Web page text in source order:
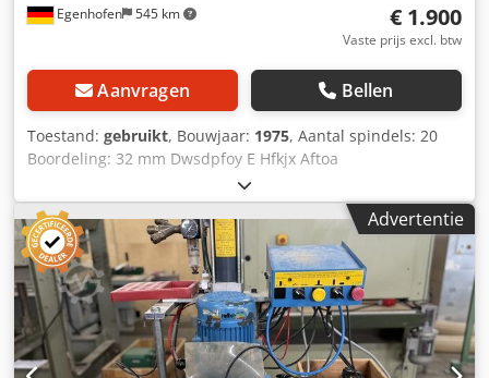
Egenhofen 545 km € 1.900
Vaste prijs excl. btw
Aanvragen Bellen
Toestand: gebruikt, Bouwjaar: 1975, Aantal spindels: 20
Boordeling: 32 mm Dwsdpfoy E Hfkjx Aftoa
Advertentie